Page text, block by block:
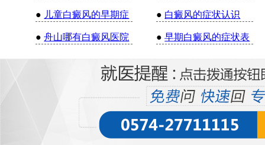
● 儿童白癜风的早期症 ● 白癜风的症状认识
●舟山哪有白癜风医院 ●早期白癜风的症状表